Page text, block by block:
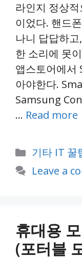
라인지 정상
이었다. 핸드
나니 답답하
한 소리에 못
앱스토어에
아야한다.
Samsung
… Read more
기타 IT 꿀
Leave a
휴대용
(포터블